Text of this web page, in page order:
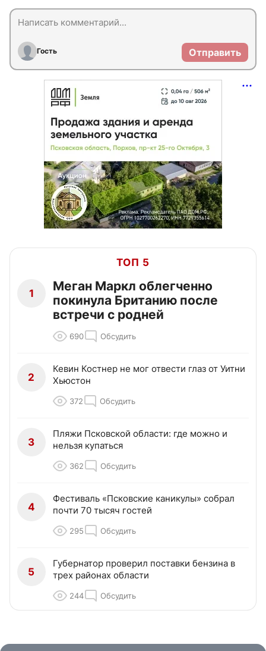
Гость Отправить
ТОП 5
1
Меган Маркл облегченно
покинула Британию после
встречи с родней
690 Обсудить
2
Кевин Костнер не мог отвести глаз от Уитни
Хьюстон
372 Обсудить
3
Пляжи Псковской области: где можно и
нельзя купаться
362 Обсудить
4
Фестиваль «Псковские каникулы» собрал
почти 70 тысяч гостей
295 Обсудить
5
Губернатор проверил поставки бензина в
трех районах области
244 Обсудить